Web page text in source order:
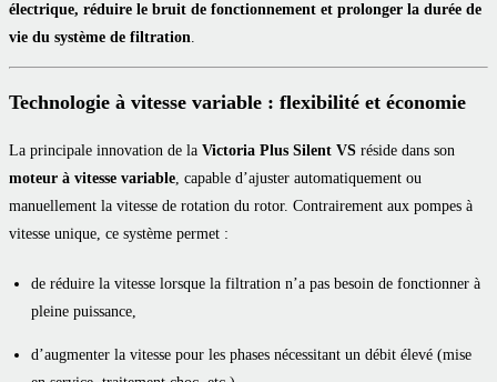
électrique, réduire le bruit de fonctionnement et prolonger la durée de
vie du système de filtration.
Technologie à vitesse variable : flexibilité et économie
La principale innovation de la Victoria Plus Silent VS réside dans son
moteur à vitesse variable, capable d’ajuster automatiquement ou
manuellement la vitesse de rotation du rotor. Contrairement aux pompes à
vitesse unique, ce système permet :
de réduire la vitesse lorsque la filtration n’a pas besoin de fonctionner à
pleine puissance,
d’augmenter la vitesse pour les phases nécessitant un débit élevé (mise